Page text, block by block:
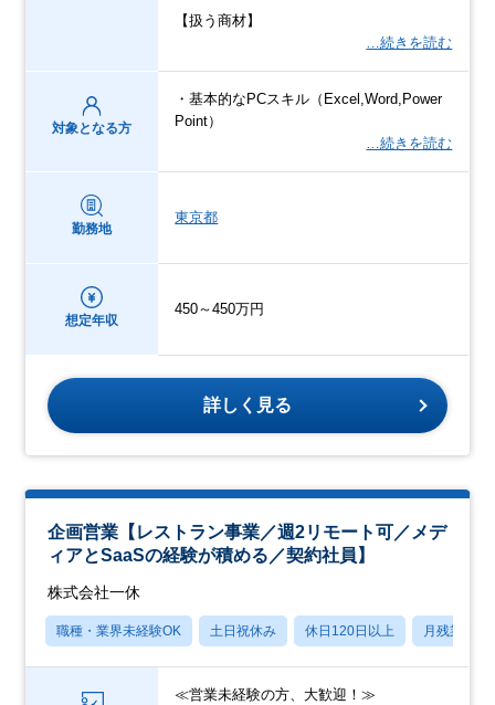
【扱う商材】
…続きを読む
対象となる方
・基本的なPCスキル（Excel,Word,Power
Point）
…続きを読む
勤務地
東京都
想定年収
450～450万円
詳しく見る
企画営業【レストラン事業／週2リモート可／メデ
ィアとSaaSの経験が積める／契約社員】
株式会社一休
職種・業界未経験OK 土日祝休み 休日120日以上 月残業20
≪営業未経験の方、大歓迎！≫